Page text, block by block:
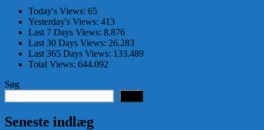
Today's Views: 65
Yesterday's Views: 413
Last 7 Days Views: 8.876
Last 30 Days Views: 26.283
Last 365 Days Views: 133.489
Total Views: 644.092
Søg
Seneste indlæg